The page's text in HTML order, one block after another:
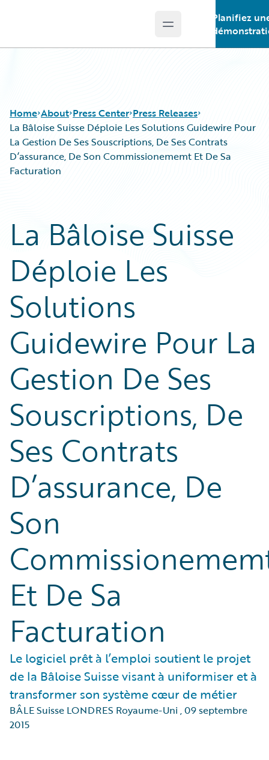
Open main menu
Planifiez
Home About Press Center Press Releases
La Bâloise Suisse Déploie Les Solutions Guidewire Pour
La Gestion De Ses Souscriptions, De Ses Contrats
D’assurance, De Son Commissionememt Et De Sa
Facturation
La Bâloise Suisse
Déploie Les
Solutions
Guidewire Pour La
Gestion De Ses
Souscriptions, De
Ses Contrats
D’assurance, De
Son
Et De Sa
Facturation
Le logiciel prêt à l’emploi soutient le projet
de la Bâloise Suisse visant à uniformiser et à
transformer son système cœur de métier
BÂLE Suisse LONDRES Royaume-Uni ,09 septembre
2015